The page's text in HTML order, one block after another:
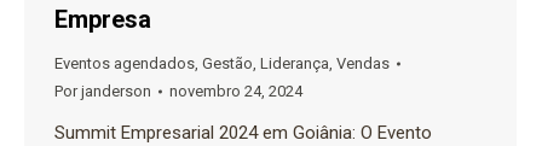
Empresa
Eventos agendados, Gestão, Liderança, Vendas
Porjanderson novembro 24, 2024
Summit Empresarial 2024 em Goiânia: O Evento